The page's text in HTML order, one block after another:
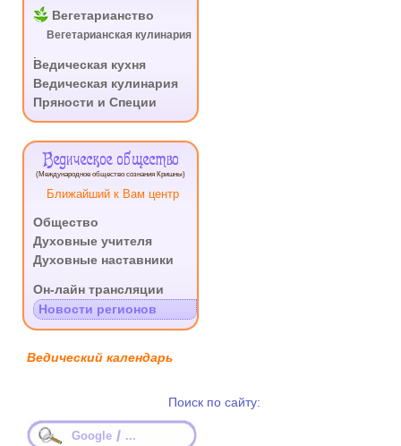
Вегетарианство
Вегетарианская кулинария
Ведическая кухня
Ведическая кулинария
Пряности и Специи
Ведическое общество
(Международное общество сознания Кришны)
Ближайший к Вам центр
Общество
Духовные учителя
Духовные наставники
Он-лайн трансляции
Новости регионов
Ведический календарь
Поиск по сайту:
Google / ...